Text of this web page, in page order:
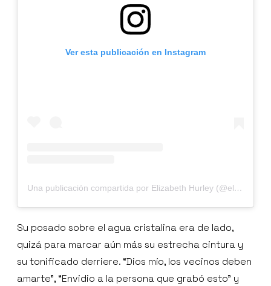
Ver esta publicación en Instagram
Una publicación compartida por Elizabeth Hurley (@elizabethhurley1)
Su posado sobre el agua cristalina era de lado,
quizá para marcar aún más su estrecha cintura y
su tonificado derriere. “Dios mío, los vecinos deben
amarte”, “Envidio a la persona que grabó esto” y